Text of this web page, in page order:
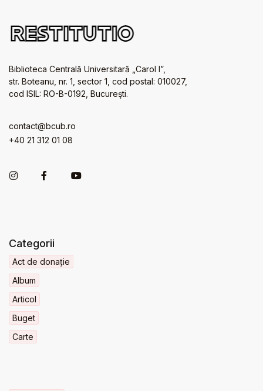
Biblioteca Centrală Universitară „Carol I”,
str. Boteanu, nr. 1, sector 1, cod postal: 010027,
cod ISIL: RO-B-0192, Bucureşti.
contact@bcub.ro
+40 21 312 01 08
Categorii
Act de donație
Album
Articol
Buget
Carte